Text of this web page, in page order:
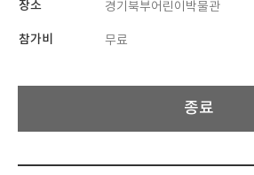
장소 경기북부어린이박물관
참가비 무료
종료